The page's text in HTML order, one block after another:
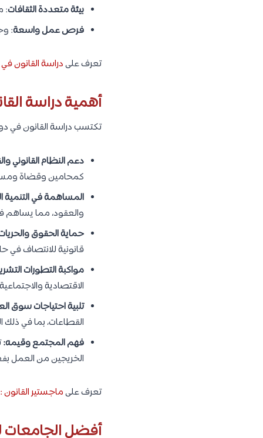
بيئة متعددة الثقافات:
فرص عمل واسعة:
تعرف علىدراسة القانون
أهمية دراسة
تكتسب دراسة القانون في
دعم النظام القانوني
كمحامين وقضاة
المساهمة في التنمية
والعقود، مما يساهم
حماية الحقوق
قانونية للانتصاف في
مواكبة التطورات
الاقتصادية
تلبية احتياجات سوق
القطاعات، بما في ذلك
فهم المجتمع وقيمه:
الخريجين من العمل
تعرف علىماجستير
أفضل الجامعات